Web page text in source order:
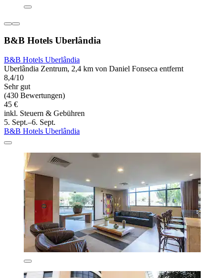
B&B Hotels Uberlândia
B&B Hotels Uberlândia
Uberlândia Zentrum, 2,4 km von Daniel Fonseca entfernt
8,4/10
Sehr gut
(430 Bewertungen)
45 €
inkl. Steuern & Gebühren
5. Sept.–6. Sept.
B&B Hotels Uberlândia